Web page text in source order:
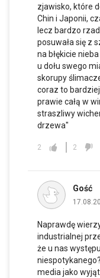
zjawisko, które
Chin i Japonii,
lecz bardzo
posuwała się z
na błękicie
u dołu swego
skorupy
coraz to
prawie całą w
straszliwy
drzewa"
2 2
Gość
Naprawdę
industrialnej
że u nas
media jako